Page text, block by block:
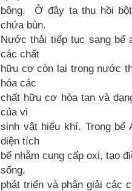
bông. Ở đây ta thu hồi
chứa bùn.
Nước thải tiếp tục sang bể
các chất
hữu cơ còn lại trong nước
hóa các
chất hữu cơ hòa tan và
của vi
sinh vật hiếu khí. Trong bể
diện tích
bể nhằm cung cấp oxi, tạo
sống,
phát triển và phân giải các